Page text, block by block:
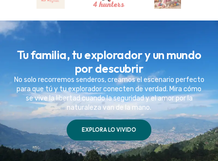
Tu familia, tu explorador y un mundo
por descubrir
No solo recorremos senderos, creamos el escenario perfecto
para que tú y tu explorador conecten de verdad. Mira cómo
se vive la libertad cuando la seguridad y el amor por la
naturaleza van de la mano.
EXPLORA LO VIVIDO